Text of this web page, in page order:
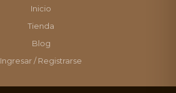
Inicio
Tienda
Blog
Ingresar / Registrarse